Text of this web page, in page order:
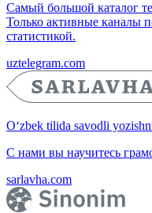
Самый большой каталог
Только активные каналы
статистикой.
uztelegram.com
O‘zbek tilida savodli
С нами вы научитесь
sarlavha.com